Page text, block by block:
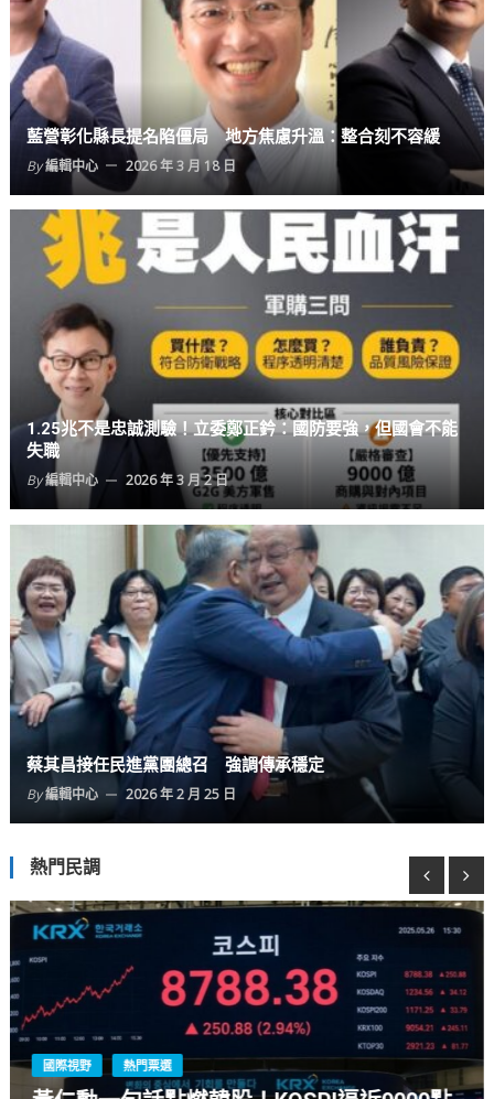
藍營彰化縣長提名陷僵局 地方焦慮升溫：整合刻不容緩
By編輯中心 2026 年 3 月 18 日
1.25兆不是忠誠測驗！立委鄭正鈐：國防要強，但國會不能
失職
By編輯中心 2026 年 3 月 2 日
蔡其昌接任民進黨團總召 強調傳承穩定
By編輯中心 2026 年 2 月 25 日
熱門民調
熱門票選